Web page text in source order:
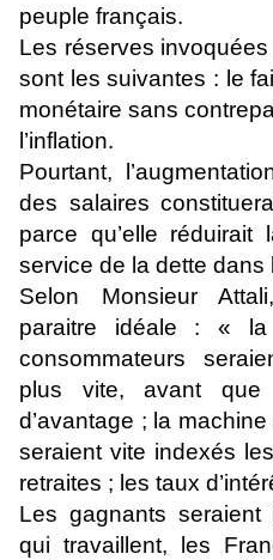
peuple français.
Les réserves
sont les suivantes : le
monétaire sans
l’inflation.
Pourtant,
des salaires
parce qu’elle
service de la dette dans
Selon Monsieur
paraitre idéale : « la
consommateurs
plus vite, avant
d’avantage ; la
seraient vite indexés
retraites ; les taux
Les gagnants seraient
qui travaillent, les